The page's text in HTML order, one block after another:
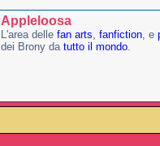
Appleloosa
L'area delle fan arts, fanfiction, e
dei Brony da tutto il mondo.